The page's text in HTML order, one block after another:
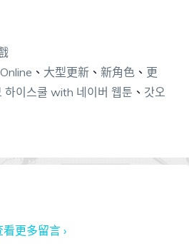
、 大型更新、 新角色、 更
하이스쿨 with 네이버 웹툰 、 갓오
看更多留言 ›